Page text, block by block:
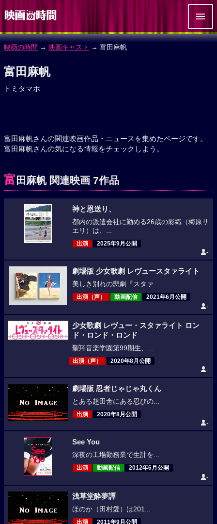
映画の時間 → 映画キャスト → 富田麻帆
富田麻帆
トミタマホ
富田麻帆さんの関連映画作品・ニュースを集めたページです。
富田麻帆さんの気になる情報をチェックしよう。
富 田麻帆 関連映画 7作品
神と恩送り、
都内の派遣会社に勤める26歳の彩織（梅原サ
エリ）は、...
出演 2025年9月公開
-
劇場版 少女歌劇 レヴュースタァライト
美しき別れの悲劇『スタァ...
出演（声） 動画配信 2021年6月公開
-
少女歌劇 レヴュー・スタァライト ロン
ド・ロンド・ロンド
聖翔音楽学園第99期生、...
出演（声） 2020年8月公開
-
劇場版 忍者じゃじゃ丸くん
とある超田舎にある忍びの...
出演 2020年8月公開
-
See You
深夜の工場勤務業で生計を...
出演 動画配信 2012年6月公開
-
浅草堂酔夢譚
ほのか（田村愛）は201...
出演 2011年9月公開